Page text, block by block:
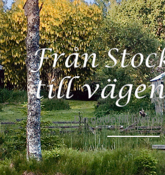
Din guide till livet